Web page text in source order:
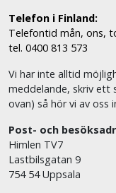
Telefon i Finland:
Telefontid mån, ons,
tel. 0400 813 573
Vi har inte alltid
meddelande, skriv ett
ovan) så hör vi av oss
Post- och
Himlen TV7
Lastbilsgatan 9
754 54 Uppsala